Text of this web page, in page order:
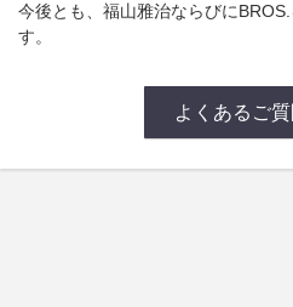
今後とも、福山雅治ならびに
す。
よくあるご